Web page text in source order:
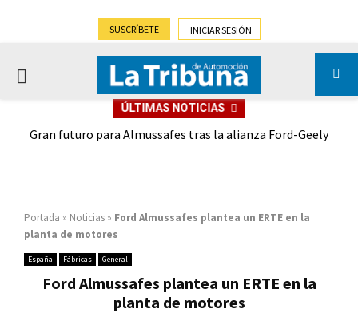
SUSCRÍBETE INICIAR SESIÓN
PRIMARY
ÚLTIMAS NOTICIAS
Gran futuro para Almussafes tras la alianza Ford-Geely
Portada » Noticias » Ford Almussafes plantea un ERTE en la
planta de motores
España Fábricas General
Ford Almussafes plantea un ERTE en la
planta de motores